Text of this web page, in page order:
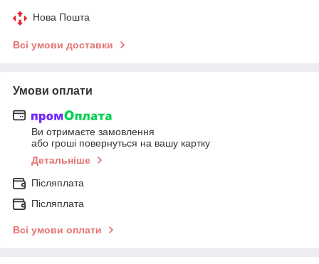
Нова Пошта
Всі умови доставки
Умови оплати
Ви отримаєте замовлення
або гроші повернуться на вашу картку
Детальніше
Післяплата
Післяплата
Всі умови оплати